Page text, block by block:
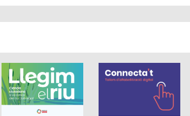
de les valoracions és de 0 estrelles de 5.